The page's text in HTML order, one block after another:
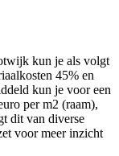
kun je als volgt
45% en
kun je voor een
per m2 (raam),
dit van diverse
voor meer inzicht